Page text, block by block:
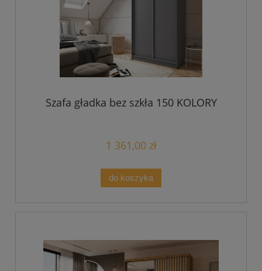
Szafa gładka bez szkła 150 KOLORY
1 361,00 zł
do koszyka